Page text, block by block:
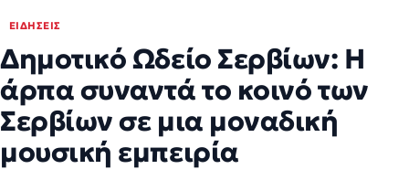
ΕΙΔΉΣΕΙΣ
Δημοτικό Ωδείο Σερβίων: Η
άρπα συναντά το κοινό των
Σερβίων σε μια μοναδική
μουσική εμπειρία